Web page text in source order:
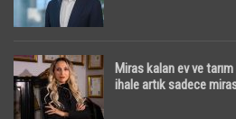
Miras kalan ev ve
ihale artık sadece